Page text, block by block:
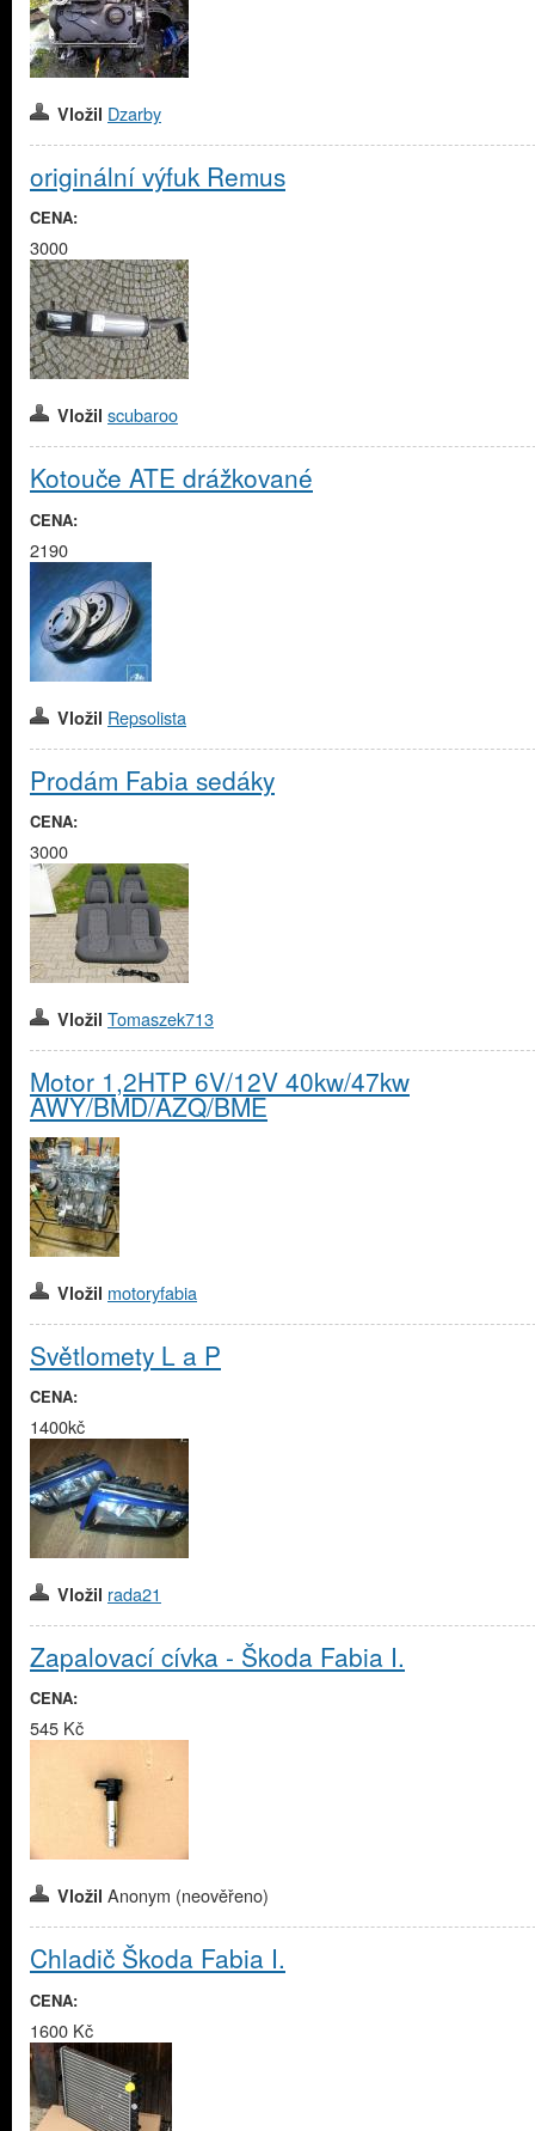
Vložil Dzarby
originální výfuk Remus
CENA:
3000
Vložil scubaroo
Kotouče ATE drážkované
CENA:
2190
Vložil Repsolista
Prodám Fabia sedáky
CENA:
3000
Vložil Tomaszek713
Motor 1,2HTP 6V/12V 40kw/47kw
AWY/BMD/AZQ/BME
Vložil motoryfabia
Světlomety L a P
CENA:
1400kč
Vložil rada21
Zapalovací cívka - Škoda Fabia I.
CENA:
545 Kč
Vložil Anonym (neověřeno)
Chladič Škoda Fabia I.
CENA:
1600 Kč